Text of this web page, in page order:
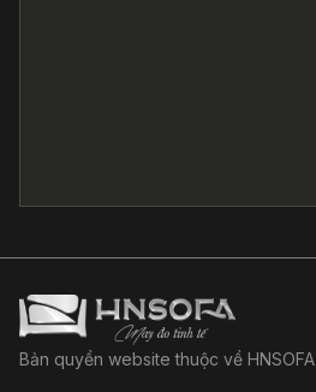
Bản quyền website thuộc về HNSOFA